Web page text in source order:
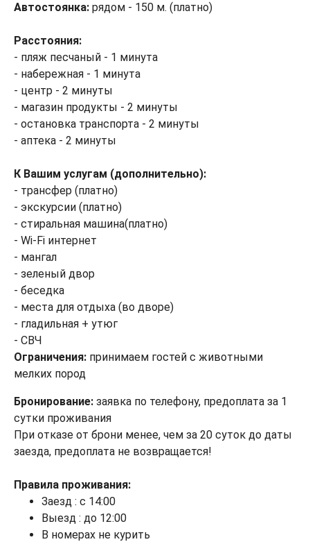
Автостоянка: рядом - 150 м. (платно)
Расстояния:
- пляж песчаный - 1 минута
- набережная - 1 минута
- центр - 2 минуты
- магазин продукты - 2 минуты
- остановка транспорта - 2 минуты
- аптека - 2 минуты
К Вашим услугам (дополнительно):
- трансфер (платно)
- экскурсии (платно)
- стиральная машина(платно)
- Wi-Fi интернет
- мангал
- зеленый двор
- беседка
- места для отдыха (во дворе)
- гладильная + утюг
- СВЧ
Ограничения: принимаем гостей с животными
мелких пород
Бронирование: заявка по телефону, предоплата за 1
сутки проживания
При отказе от брони менее, чем за 20 суток до даты
заезда, предоплата не возвращается!
Правила проживания:
Заезд : с 14:00
Выезд : до 12:00
В номерах не курить